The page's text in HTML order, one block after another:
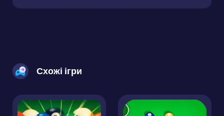
Схожі ігри